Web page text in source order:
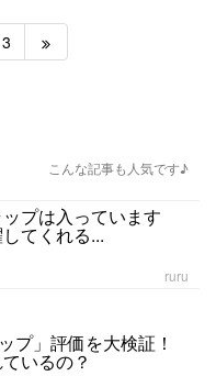
3
こんな記事も人気です♪
プは入っています
てくれる...
ruru
プ」評価を大検証！
いるの？